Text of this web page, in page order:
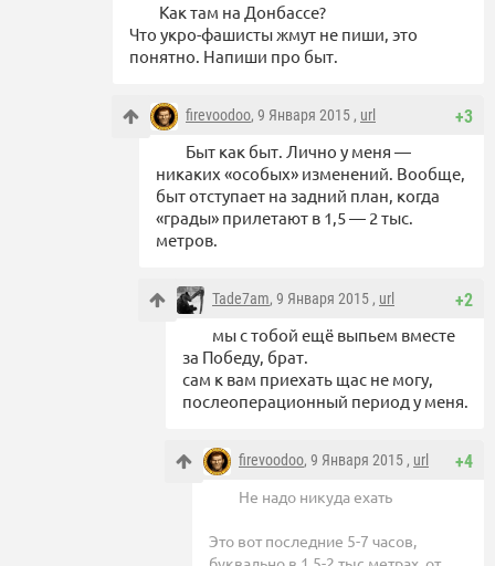
Как там на Донбассе?
Что укро-фашисты жмут не пиши, это
понятно. Напиши про быт.
+3
firevoodoo, 9 Января 2015 , url
Быт как быт. Лично у меня —
никаких «особых» изменений. Вообще,
быт отступает на задний план, когда
«грады» прилетают в 1,5 — 2 тыс.
метров.
+2
Tade7am, 9 Января 2015 , url
мы с тобой ещё выпьем вместе
за Победу, брат.
сам к вам приехать щас не могу,
послеоперационный период у меня.
+4
firevoodoo, 9 Января 2015 , url
Не надо никуда ехать
Это вот последние 5-7 часов,